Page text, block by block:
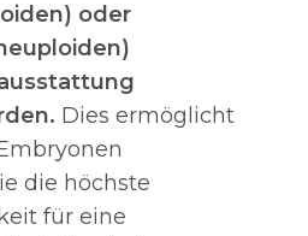
oder
Dies ermöglicht
die höchste
für eine